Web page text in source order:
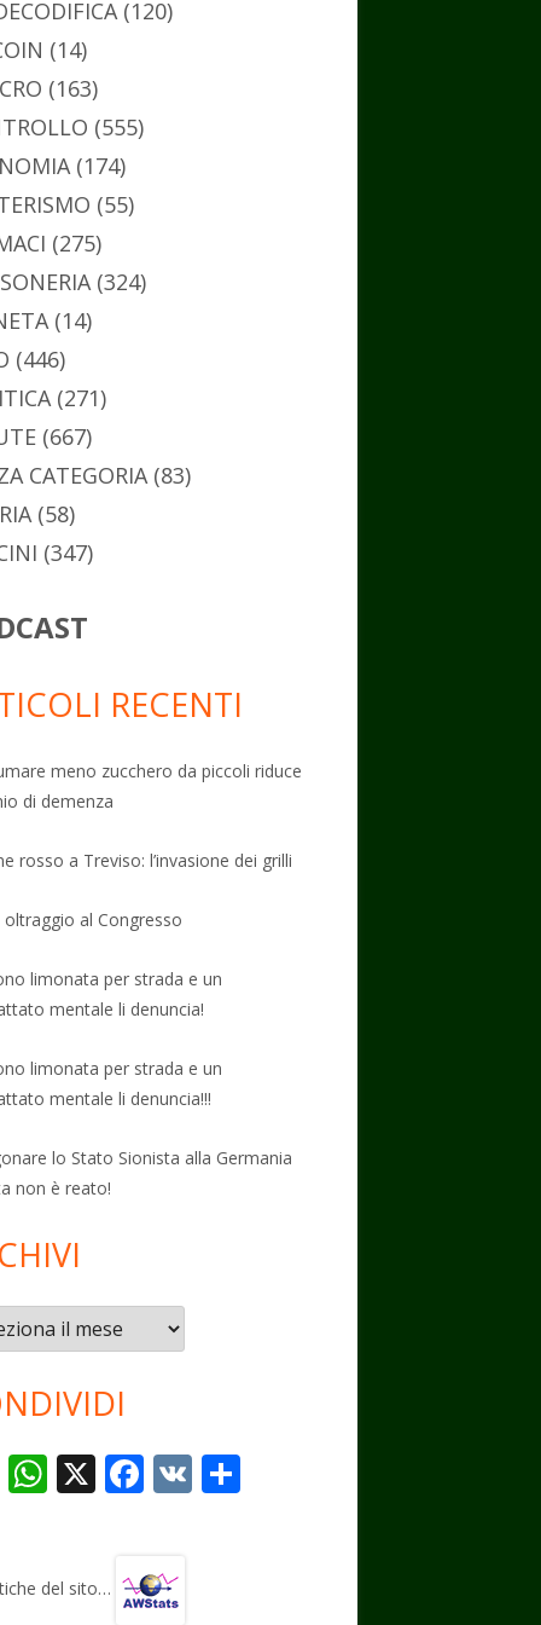
(120)
(14)
(163)
(555)
(174)
(55)
(275)
(324)
(14)
(446)
(271)
(667)
CATEGORIA(83)
(58)
(347)
RECENTI
meno zucchero da piccoli riduce
di demenza
rosso a Treviso: l’invasione dei grilli
oltraggio al Congresso
limonata per strada e un
mentale li denuncia!
limonata per strada e un
mentale li denuncia!!!
lo Stato Sionista alla Germania
non è reato!
T
gr
W
s
X F
b
V
del sito…